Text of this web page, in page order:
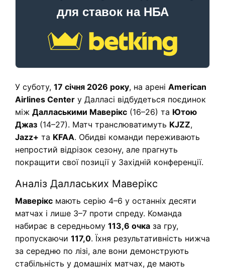
для ставок на НБА
У суботу, 17 січня 2026 року, на арені American
Airlines Center у Далласі відбудеться поєдинок
між Далласькими Маверікс (16–26) та Ютою
Джаз (14–27). Матч транслюватимуть KJZZ,
Jazz+ та KFAA. Обидві команди переживають
непростий відрізок сезону, але прагнуть
покращити свої позиції у Західній конференції.
Аналіз Даллаських Маверікс
Маверікс мають серію 4–6 у останніх десяти
матчах і лише 3–7 проти спреду. Команда
набирає в середньому 113,6 очка за гру,
пропускаючи 117,0. Їхня результативність нижча
за середню по лізі, але вони демонструють
стабільність у домашніх матчах, де мають